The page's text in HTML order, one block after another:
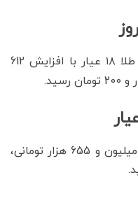
افزایش یافت. هر گرم طلا ۱۸ عیار با افزایش 612
هر مثقال طلا ۱۸ عیار با افزایش 2 میلیون و 655 هزار تومانی،